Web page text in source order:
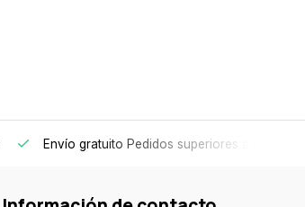
Envío gratuito Pedidos superiores a 150€